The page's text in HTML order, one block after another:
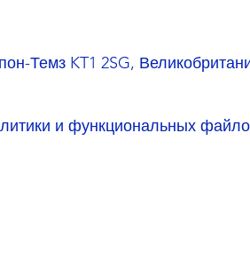
Темз KT1 2SG,
и функциональных